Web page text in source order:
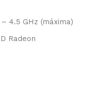
4.5 GHz (máxima)
Radeon